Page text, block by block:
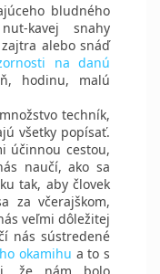
bludného
kavej snahy
alebo snáď
na danú
hodinu, malú
techník,
všetky popísať.
účinnou cestou,
naučí, ako sa
tak, aby človek
za včerajškom,
veľmi dôležitej
nás sústredené
okamihu a to s